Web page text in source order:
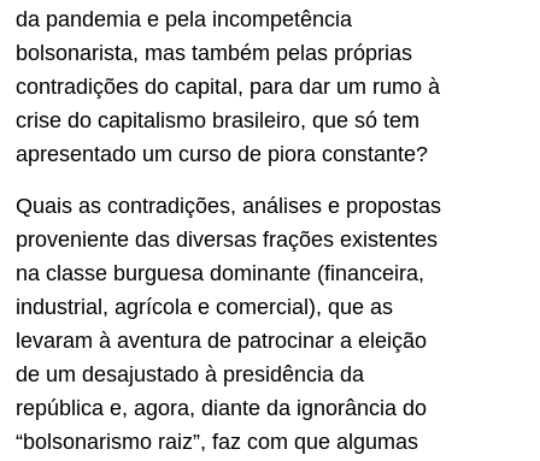
da pandemia e pela incompetência
bolsonarista, mas também pelas próprias
contradições do capital, para dar um rumo à
crise do capitalismo brasileiro, que só tem
apresentado um curso de piora constante?
Quais as contradições, análises e propostas
proveniente das diversas frações existentes
na classe burguesa dominante (financeira,
industrial, agrícola e comercial), que as
levaram à aventura de patrocinar a eleição
de um desajustado à presidência da
república e, agora, diante da ignorância do
“bolsonarismo raiz”, faz com que algumas